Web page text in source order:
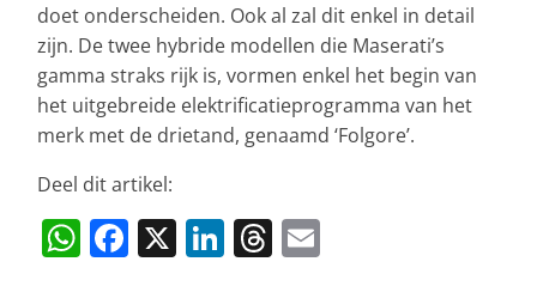
doet onderscheiden. Ook al zal dit enkel in detail
zijn. De twee hybride modellen die Maserati’s
gamma straks rijk is, vormen enkel het begin van
het uitgebreide elektrificatieprogramma van het
merk met de drietand, genaamd ‘Folgore’.
Deel dit artikel:
W F X Li T